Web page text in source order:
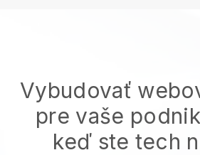
Vybudovať
pre vaše
keď ste tech